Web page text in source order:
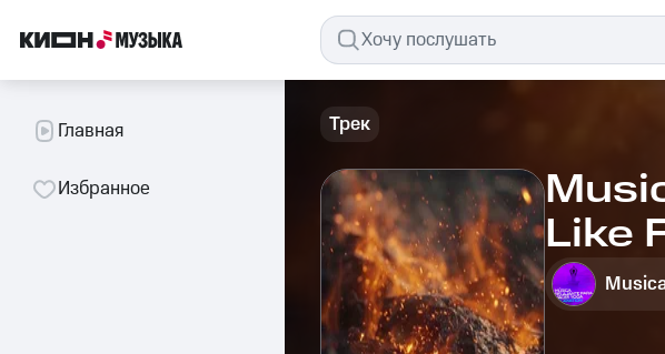
Главная
Избранное
Трек
Like